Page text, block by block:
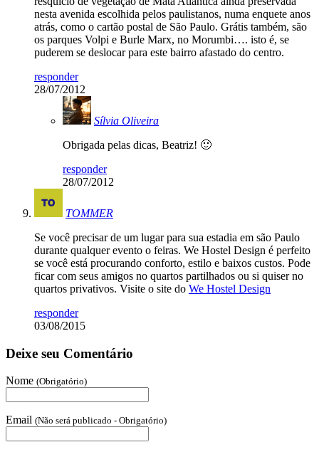
nesta avenida escolhida pelos paulistanos, numa enquete anos
atrás, como o cartão postal de São Paulo. Grátis também, são
os parques Volpi e Burle Marx, no Morumbi…. isto é, se
puderem se deslocar para este bairro afastado do centro.
responder
28/07/2012
Sílvia Oliveira
Obrigada pelas dicas, Beatriz! 🙂
responder
28/07/2012
TOMMER
Se você precisar de um lugar para sua estadia em são Paulo
durante qualquer evento o feiras. We Hostel Design é perfeito
se você está procurando conforto, estilo e baixos custos. Pode
ficar com seus amigos no quartos partilhados ou si quiser no
quartos privativos. Visite o site do We Hostel Design
responder
03/08/2015
Deixe seu Comentário
Nome (Obrigatório)
Email (Não será publicado - Obrigatório)